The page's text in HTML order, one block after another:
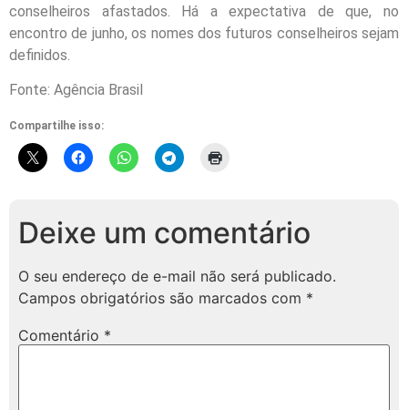
conselheiros afastados. Há a expectativa de que, no
encontro de junho, os nomes dos futuros conselheiros sejam
definidos.
Fonte: Agência Brasil
Compartilhe isso:
Deixe um comentário
O seu endereço de e-mail não será publicado.
Campos obrigatórios são marcados com *
Comentário *